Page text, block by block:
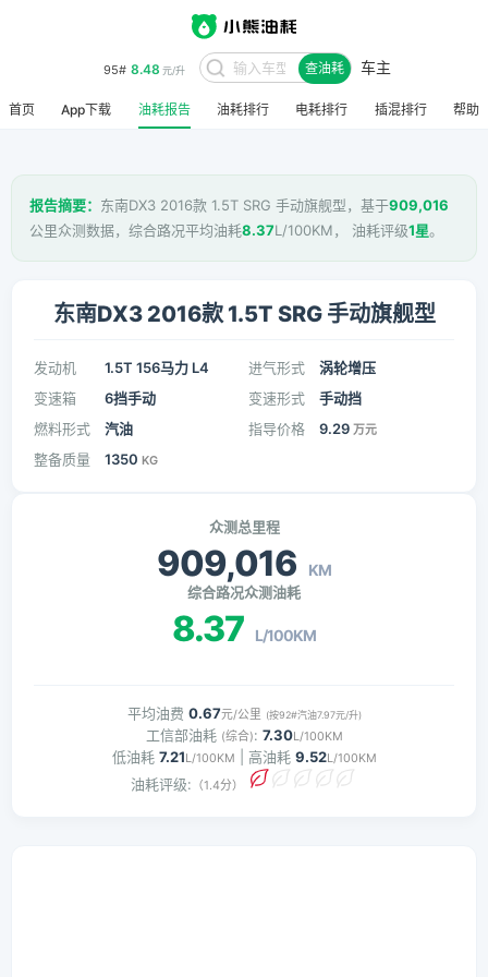
95# 8.48 元/升 查油耗 车主
首页 App下载 油耗报告 油耗排行 电耗排行 插混排行 帮助
报告摘要： 东南DX3 2016款 1.5T SRG 手动旗舰型，基于909,016
公里众测数据，综合路况平均油耗8.37L/100KM， 油耗评级1星。
东南DX3 2016款 1.5T SRG 手动旗舰型
发动机 1.5T 156马力 L4 进气形式
涡轮增压
变速箱
6挡手动 变速形式
手动挡
燃料形式
汽油 指导价格 9.29 万元
整备质量 1350 KG
众测总里程
909,016 KM
综合路况众测油耗
8.37 L/100KM
平均油费 0.67元/公里 (按92#汽油7.97元/升)
工信部油耗 (综合): 7.30L/100KM
低油耗 7.21L/100KM | 高油耗 9.52L/100KM
油耗评级: （1.4分）